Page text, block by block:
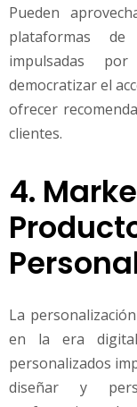
Pueden
plataformas
impulsadas
democratizar el
ofrecer
clientes.
4.
La
en la era
personalizados
diseñar y